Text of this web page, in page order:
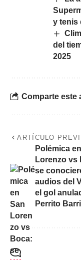
y tenis
del
2025
Comparte este
ARTÍCULO
Polémica
Lorenzo vs
se
audios del
el gol
Perrito